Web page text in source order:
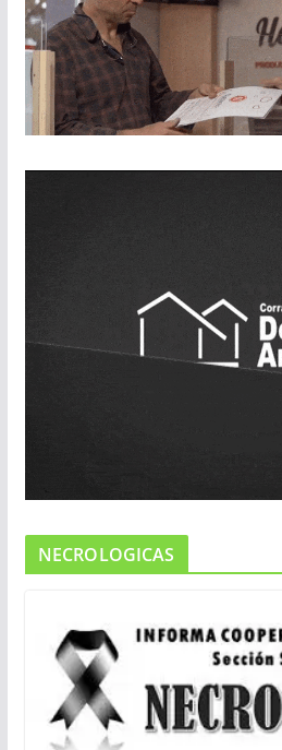
NECROLOGICAS